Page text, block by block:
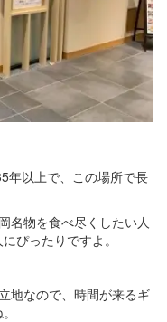
年以上で、この場所で長
名物を食べ尽くしたい人
ぴったりですよ。
地なので、時間が来るギ